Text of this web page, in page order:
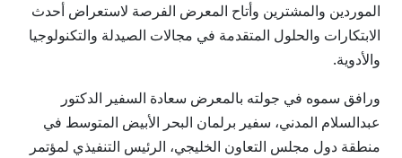
الموردين والمشترين وأتاح المعرض الفرصة لاستعراض أحدث
الابتكارات والحلول المتقدمة في مجالات الصيدلة والتكنولوجيا
والأدوية.
ورافق سموه في جولته بالمعرض سعادة السفير الدكتور
عبدالسلام المدني، سفير برلمان البحر الأبيض المتوسط في
منطقة دول مجلس التعاون الخليجي، الرئيس التنفيذي لمؤتمر